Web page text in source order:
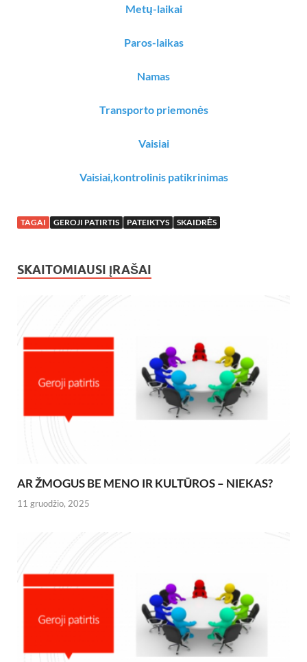
Metų-laikai
Paros-laikas
Namas
Transporto priemonės
Vaisiai
Vaisiai,kontrolinis patikrinimas
TAGAI GEROJI PATIRTIS PATEIKTYS SKAIDRĖS
SKAITOMIAUSI ĮRAŠAI
AR ŽMOGUS BE MENO IR KULTŪROS – NIEKAS?
11 gruodžio, 2025